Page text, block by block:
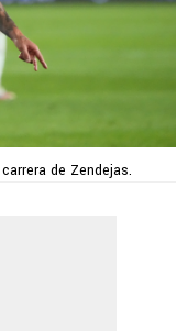
de Zendejas.